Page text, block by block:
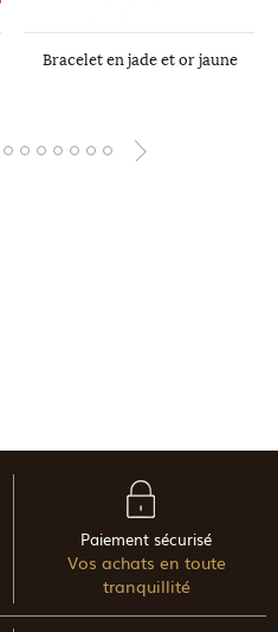
Bracelet en jade et or jaune
Paiement sécurisé
Vos achats en toute
tranquillité